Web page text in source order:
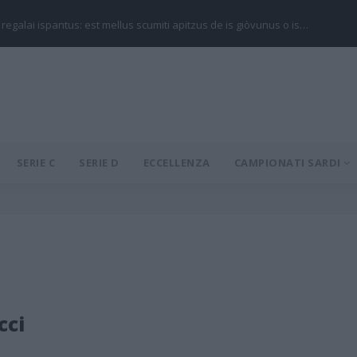
regalai ispantus: est mellus scumiti apitzus de is giòvunus o is…
SERIE C SERIE D ECCELLENZA CAMPIONATI SARDI